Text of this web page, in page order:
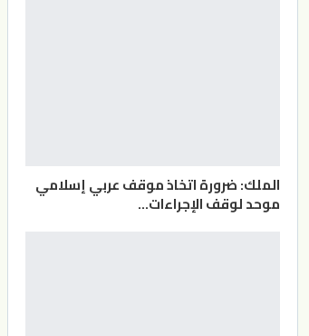
الملك: ضرورة اتخاذ موقف عربي إسلامي
موحد لوقف الإجراءات…